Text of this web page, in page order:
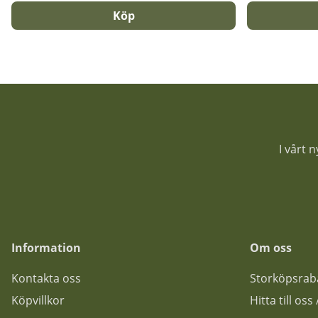
Köp
I vårt
Information
Kontakta oss
Köpvillkor
Om oss
Hitta till oss